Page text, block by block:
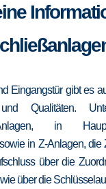
Eingangstür gibt es
Qualitäten.
Anlagen, in
in Z-Anlagen, die
über die
über die